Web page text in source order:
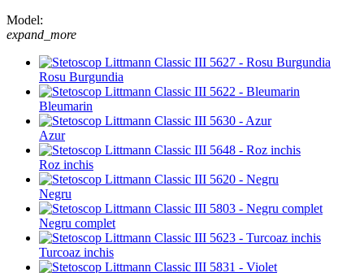
Model:
expand_more
Rosu Burgundia
Bleumarin
Azur
Roz inchis
Negru
Negru complet
Turcoaz inchis